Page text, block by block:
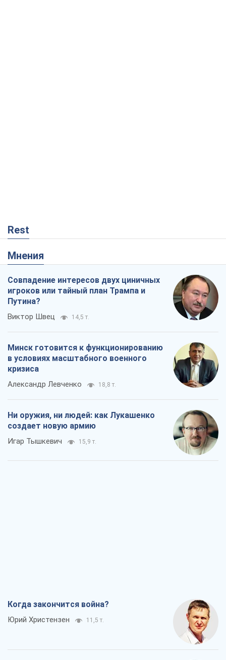
Rest
Мнения
Совпадение интересов двух циничных
игроков или тайный план Трампа и
Путина?
Виктор Швец 14,5 т.
Минск готовится к функционированию
в условиях масштабного военного
кризиса
Александр Левченко 18,8 т.
Ни оружия, ни людей: как Лукашенко
создает новую армию
Игар Тышкевич 15,9 т.
Когда закончится война?
Юрий Христензен 11,5 т.